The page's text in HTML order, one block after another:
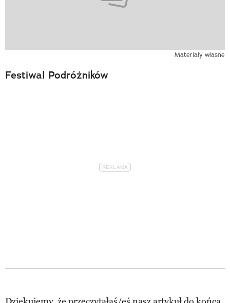
Materiały własne
Festiwal Podróżników